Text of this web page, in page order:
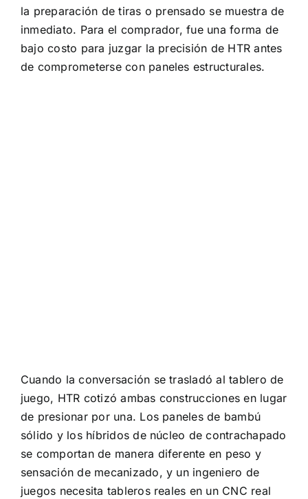
la preparación de tiras o prensado se muestra de
inmediato. Para el comprador, fue una forma de
bajo costo para juzgar la precisión de HTR antes
de comprometerse con paneles estructurales.
Cuando la conversación se trasladó al tablero de
juego, HTR cotizó ambas construcciones en lugar
de presionar por una. Los paneles de bambú
sólido y los híbridos de núcleo de contrachapado
se comportan de manera diferente en peso y
sensación de mecanizado, y un ingeniero de
juegos necesita tableros reales en un CNC real